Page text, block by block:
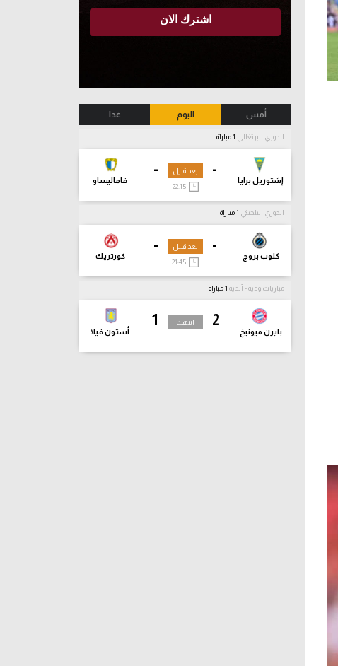
أمس اليوم غدا
الدوري البرتغالي
-
إشتوريل برايا
-
فاماليساو
بعد قليل
22:15
الدوري البلجيكي
-
كلوب بروج
-
كورتريك
بعد قليل
مباريات ودية - أندية
2
بايرن ميونيخ
1
أستون فيلا
انتهت